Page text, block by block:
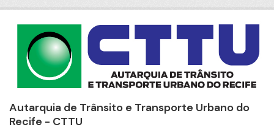
Autarquia de Trânsito e Transporte Urbano do
Recife - CTTU